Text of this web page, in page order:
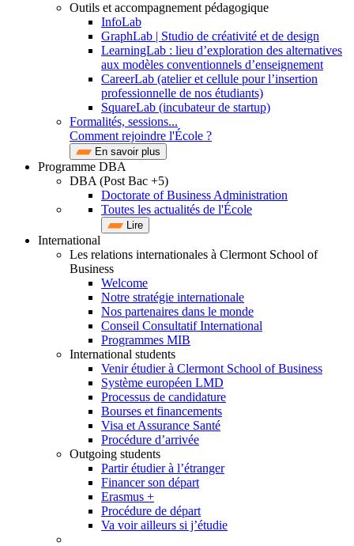
Outils et accompagnement pédagogique
InfoLab
GraphLab | Studio de créativité et de design
LearningLab : lieu d’exploration des alternatives
aux modèles conventionnels d’enseignement
CareerLab (atelier et cellule pour l’insertion
professionnelle de nos étudiants)
SquareLab (incubateur de startup)
Formalités, sessions...
Comment rejoindre l'École ?
En savoir plus
Programme DBA
DBA (Post Bac +5)
Doctorate of Business Administration
Toutes les actualités de l'École
Lire
International
Les relations internationales à Clermont School of
Business
Welcome
Notre stratégie internationale
Nos partenaires dans le monde
Conseil Consultatif International
Programmes MIB
International students
Venir étudier à Clermont School of Business
Système européen LMD
Processus de candidature
Bourses et financements
Visa et Assurance Santé
Procédure d’arrivée
Outgoing students
Partir étudier à l’étranger
Financer son départ
Erasmus +
Procédure de départ
Va voir ailleurs si j’étudie